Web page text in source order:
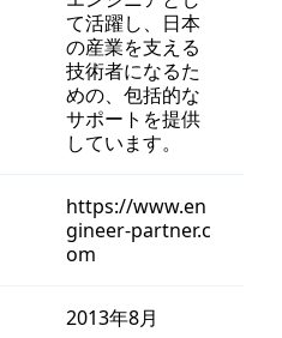
て活躍し、日本
の産業を支える
技術者になるた
めの、包括的な
サポートを提供
しています。
https://www.en
gineer-partner.c
om
2013年8月